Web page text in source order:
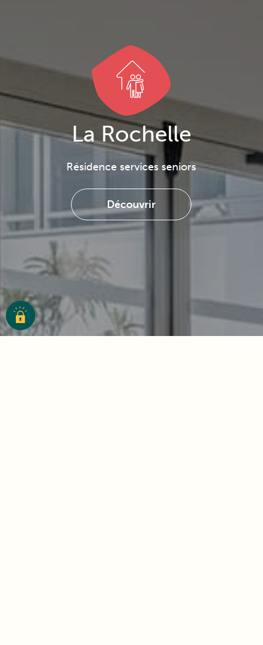
La Rochelle
Résidence services seniors
Découvrir